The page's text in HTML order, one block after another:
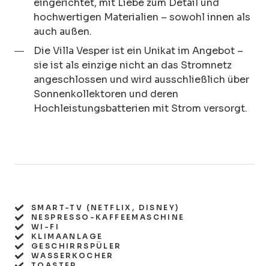
eingerichtet, mit Liebe zum Detail und
hochwertigen Materialien – sowohl innen als
auch außen.
Die Villa Vesper ist ein Unikat im Angebot –
sie ist als einzige nicht an das Stromnetz
angeschlossen und wird ausschließlich über
Sonnenkollektoren und deren
Hochleistungsbatterien mit Strom versorgt.
SMART-TV (NETFLIX, DISNEY)
NESPRESSO-KAFFEEMASCHINE
WI-FI
KLIMAANLAGE
GESCHIRRSPÜLER
WASSERKOCHER